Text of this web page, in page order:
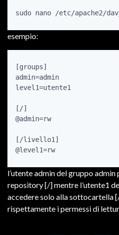
sudo nano /etc/apache2/
esempio:
[groups]
admin=admin
level1=utente1
[/]
@admin=rw
[/livello1]
@level1=rw
l’utente admin del gruppo admin
repository [/] mentre l’utente1
accedere solo alla sottocartella
rispettamente i permessi di